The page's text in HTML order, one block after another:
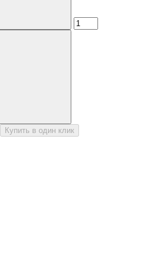
Купить в один клик